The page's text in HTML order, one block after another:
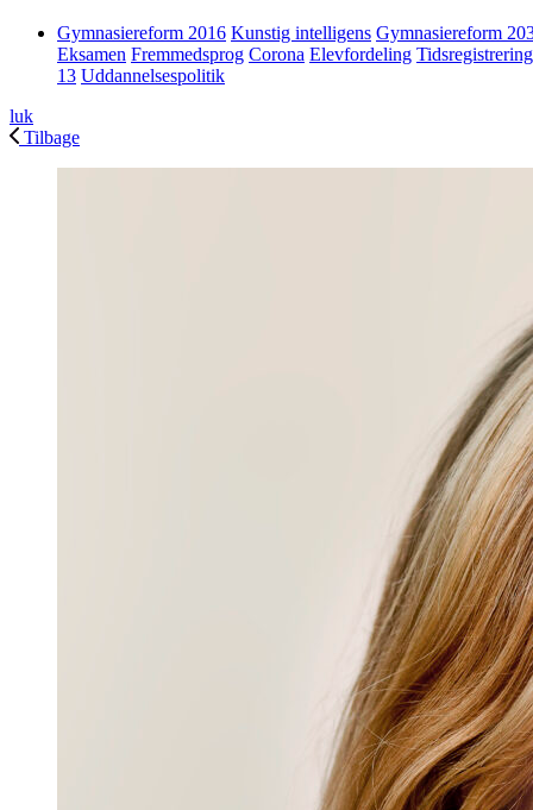
Gymnasiereform 2016 Kunstig intelligens Gymnasiereform
Eksamen Fremmedsprog Corona Elevfordeling Tidsregistrering
13 Uddannelsespolitik
luk
Tilbage